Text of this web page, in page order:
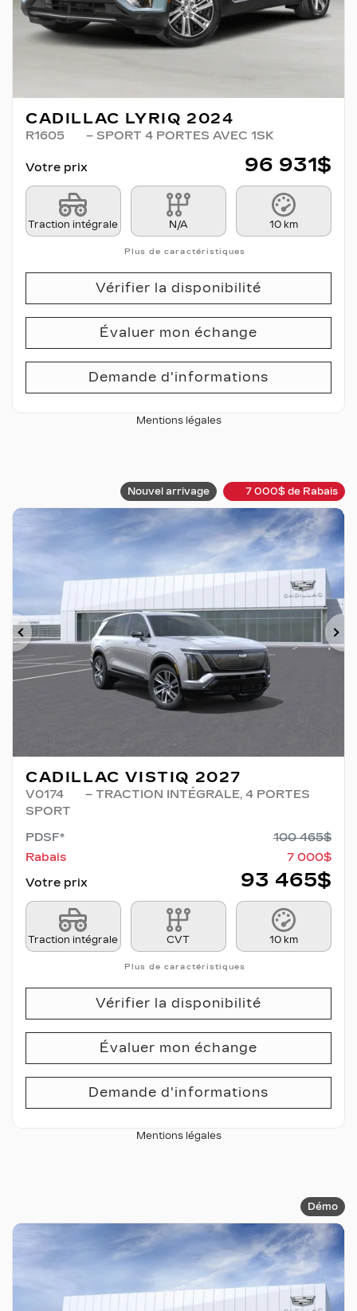
CADILLAC LYRIQ 2024
R1605 – SPORT 4 PORTES AVEC 1SK
Votre prix 96 931$
Traction intégrale N/A 10 km
Plus de caractéristiques
Vérifier la disponibilité
Évaluer mon échange
Demande d'informations
Mentions légales
Nouvel arrivage 7 000$ de Rabais
Précédent
CADILLAC VISTIQ 2027
V0174
– TRACTION INTÉGRALE, 4 PORTES
SPORT
PDSF*
100 465$
Rabais
7 000$
Votre prix
93 465$
Traction intégrale CVT 10 km
Plus de caractéristiques
Vérifier la disponibilité
Évaluer mon échange
Demande d'informations
Mentions légales
Démo